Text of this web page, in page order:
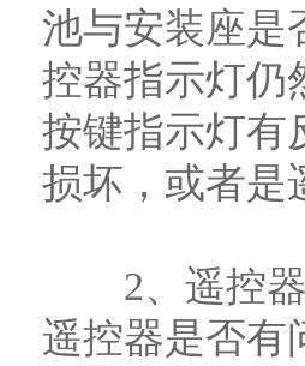
池与安装座是
控器指示灯仍
按键指示灯有
损坏，或者是
2、遥控器
遥控器是否有